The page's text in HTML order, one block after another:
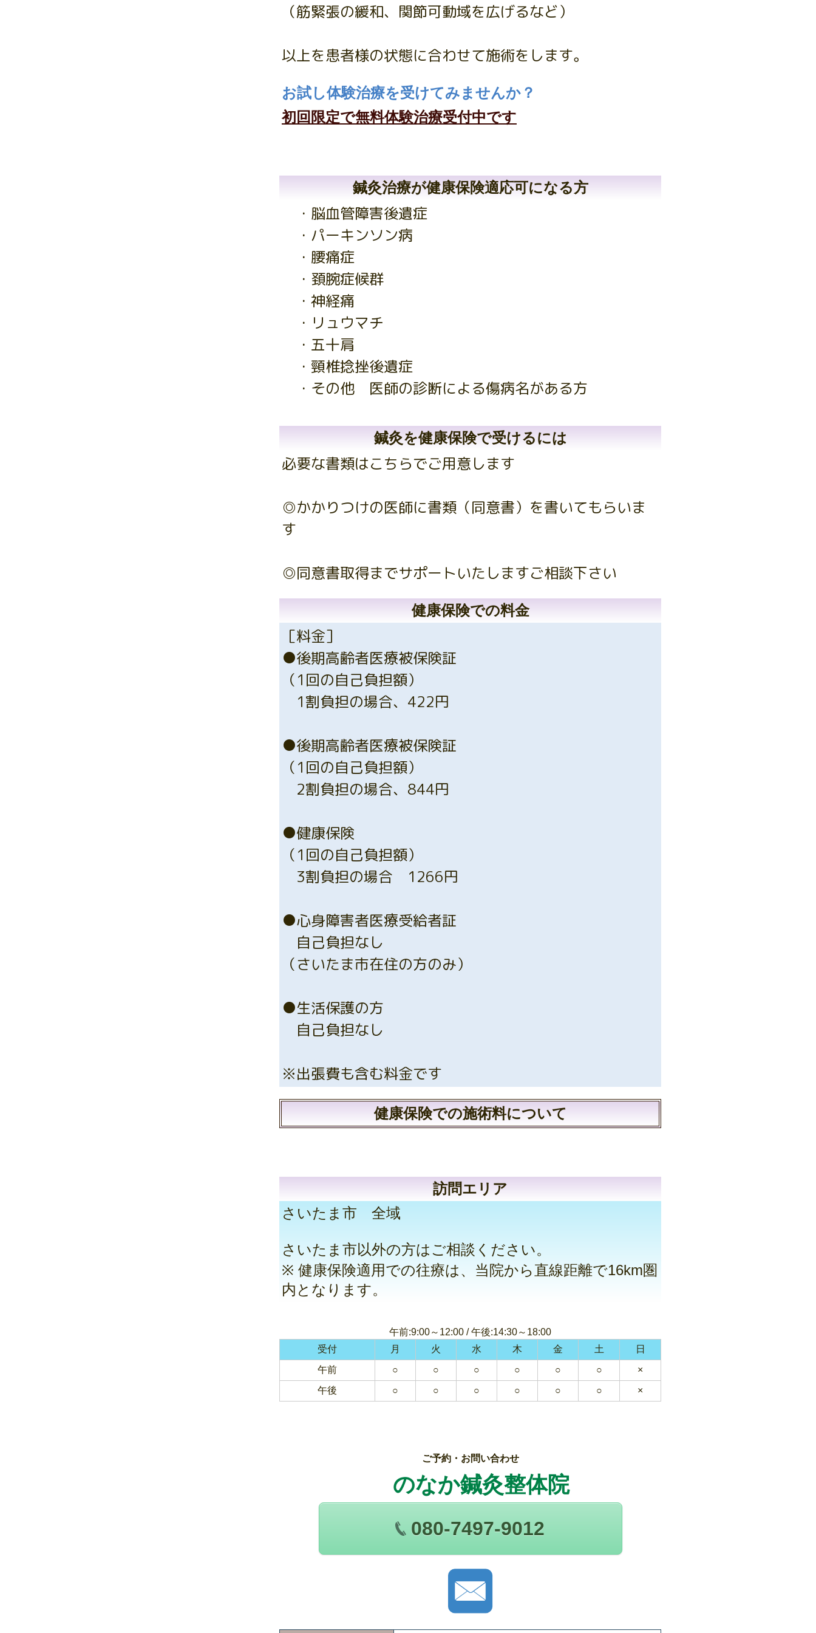
（筋緊張の緩和、関節可動域を広げるなど）
以上を患者様の状態に合わせて施術をします。
お試し体験治療を受けてみませんか？
初回限定で無料体験治療受付中です
鍼灸治療が健康保険適応可になる方
・脳血管障害後遺症
・パーキンソン病
・腰痛症
・頚腕症候群
・神経痛
・リュウマチ
・五十肩
・頸椎捻挫後遺症
・その他 医師の診断による傷病名がある方
鍼灸を健康保険で受けるには
必要な書類はこちらでご用意します
◎かかりつけの医師に書類（同意書）を書いてもらいま
す
◎同意書取得までサポートいたしますご相談下さい
健康保険での料金
［料金］
●後期高齢者医療被保険証
（1回の自己負担額）
1割負担の場合、422円
●後期高齢者医療被保険証
（1回の自己負担額）
2割負担の場合、844円
●健康保険
（1回の自己負担額）
3割負担の場合 1266円
●心身障害者医療受給者証
自己負担なし
（さいたま市在住の方のみ）
●生活保護の方
自己負担なし
※出張費も含む料金です
健康保険での施術料について
訪問エリア
さいたま市 全域
さいたま市以外の方はご相談ください。
※ 健康保険適用での往療は、当院から直線距離で16km圏
内となります。
午前:9:00～12:00 / 午後:14:30～18:00
受付
月 火 水 木 金 土
日
午前
○ ○ ○ ○ ○ ○
×
午後
○ ○ ○ ○ ○ ○ ×
ご予約・お問い合わせ
のなか鍼灸整体院
080-7497-9012